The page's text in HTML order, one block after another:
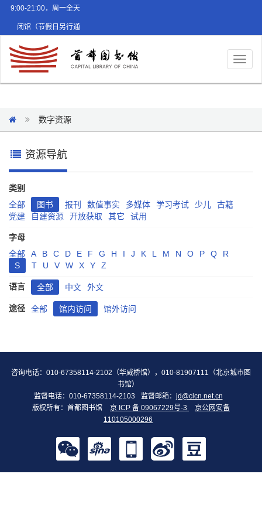
9:00-21:00，周一全天
闭馆（节假日另行通
数字资源
资源导航
类别
全部
图书 报刊 数值事实 多媒体 学习考试 少儿
古籍
党建
自建资源 开放获取 其它 试用
字母
全部
A B C D E F G H I J K L M N O P Q
R
S
T U V W X Y Z
语言 全部 中文 外文
途径 全部 馆内访问 馆外访问
咨询电话：010-67358114-2102（华威桥馆），010-81907111（北京城市图
书馆）
监督电话：010-67358114-2103
监督邮箱： jd@clcn.net.cn
版权所有：首都图书馆
京 ICP 备 09067229号-3
京公网安备
110105000296